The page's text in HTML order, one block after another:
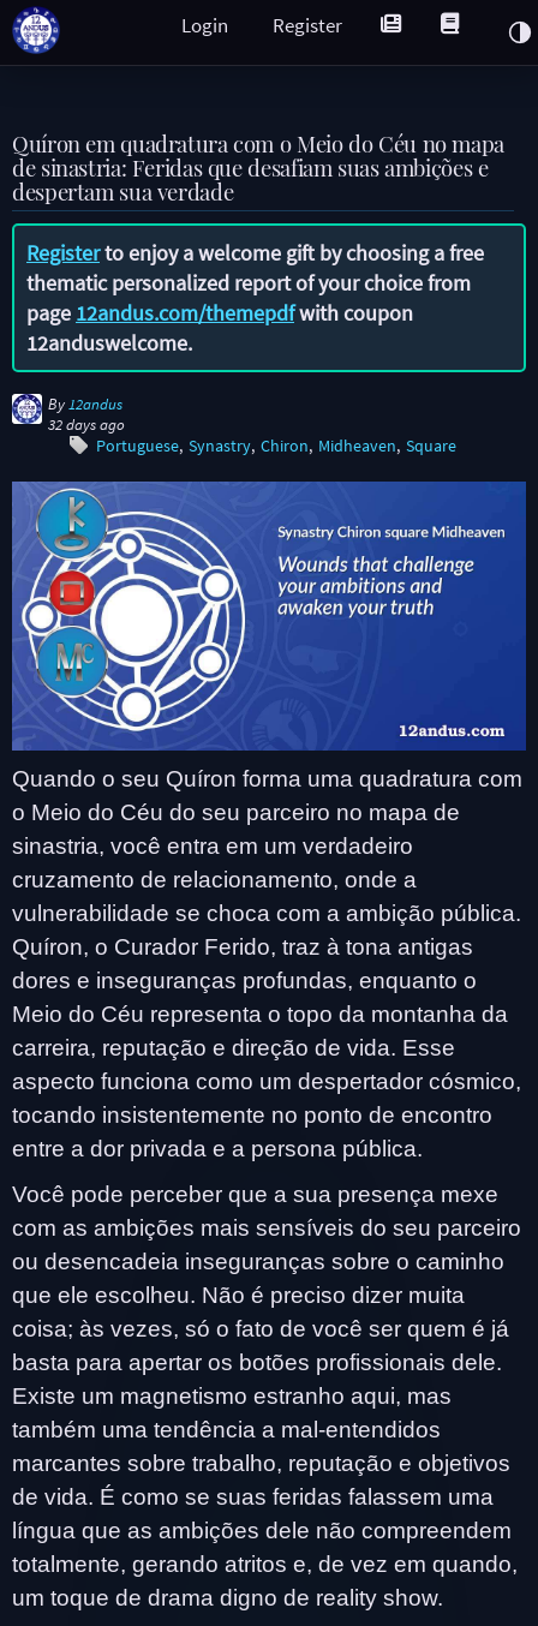
Register
Login
Quíron em quadratura com o Meio do Céu no mapa
de sinastria: Feridas que desafiam suas ambições e
despertam sua verdade
Registerto enjoy a welcome gift by choosing a free
thematic personalized report of your choice from
page 12andus.com/themepdfwith coupon
12anduswelcome.
By 12andus
32 days ago
Portuguese Synastry Chiron Midheaven Square
Quando o seu Quíron forma uma quadratura com
o Meio do Céu do seu parceiro no mapa de
sinastria, você entra em um verdadeiro
cruzamento de relacionamento, onde a
vulnerabilidade se choca com a ambição pública.
Quíron, o Curador Ferido, traz à tona antigas
dores e inseguranças profundas, enquanto o
Meio do Céu representa o topo da montanha da
carreira, reputação e direção de vida. Esse
aspecto funciona como um despertador cósmico,
tocando insistentemente no ponto de encontro
entre a dor privada e a persona pública.
Você pode perceber que a sua presença mexe
com as ambições mais sensíveis do seu parceiro
ou desencadeia inseguranças sobre o caminho
que ele escolheu. Não é preciso dizer muita
coisa; às vezes, só o fato de você ser quem é já
basta para apertar os botões profissionais dele.
Existe um magnetismo estranho aqui, mas
também uma tendência a mal-entendidos
marcantes sobre trabalho, reputação e objetivos
de vida. É como se suas feridas falassem uma
língua que as ambições dele não compreendem
totalmente, gerando atritos e, de vez em quando,
um toque de drama digno de reality show.